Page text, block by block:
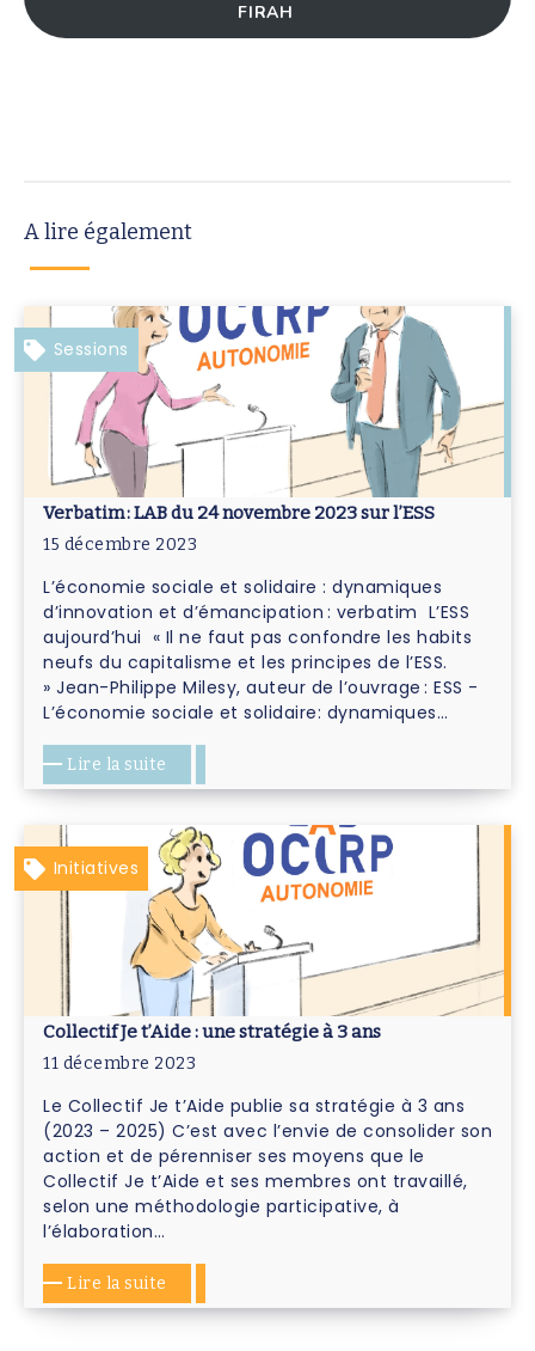
FIRAH
A lire également
Sessions
Verbatim : LAB du 24 novembre 2023 sur l’ESS
15 décembre 2023
L’économie sociale et solidaire : dynamiques
d’innovation et d’émancipation : verbatim L’ESS
aujourd’hui « Il ne faut pas confondre les habits
neufs du capitalisme et les principes de l’ESS.
» Jean-Philippe Milesy, auteur de l’ouvrage : ESS -
L’économie sociale et solidaire: dynamiques…
Lire la suite
Initiatives
Collectif Je t’Aide : une stratégie à 3 ans
11 décembre 2023
Le Collectif Je t’Aide publie sa stratégie à 3 ans
(2023 – 2025) C’est avec l’envie de consolider son
action et de pérenniser ses moyens que le
Collectif Je t’Aide et ses membres ont travaillé,
selon une méthodologie participative, à
l’élaboration…
Lire la suite